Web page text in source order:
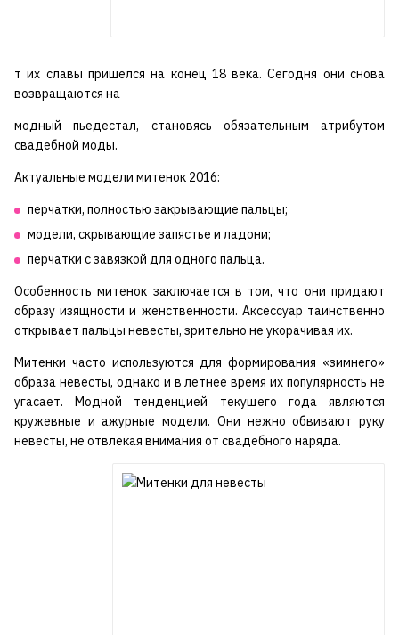
т их славы пришелся на конец 18 века. Сегодня они снова
возвращаются на
модный пьедестал, становясь обязательным атрибутом
свадебной моды.
Актуальные модели митенок 2016:
перчатки, полностью закрывающие пальцы;
модели, скрывающие запястье и ладони;
перчатки с завязкой для одного пальца.
Особенность митенок заключается в том, что они придают
образу изящности и женственности. Аксессуар таинственно
открывает пальцы невесты, зрительно не укорачивая их.
Митенки часто используются для формирования «зимнего»
образа невесты, однако и в летнее время их популярность не
угасает. Модной тенденцией текущего года являются
кружевные и ажурные модели. Они нежно обвивают руку
невесты, не отвлекая внимания от свадебного наряда.